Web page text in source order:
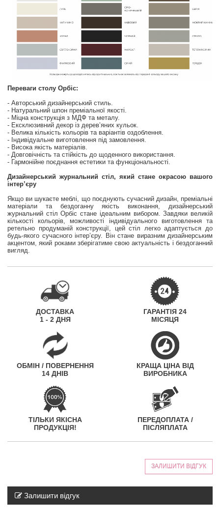
Переваги столу Орбіс:
- Авторський дизайнерський стиль.
- Натуральний шпон преміальної якості.
- Міцна конструкція з МДФ та металу.
- Ексклюзивний декор із дерев’яних кульок.
- Велика кількість кольорів та варіантів оздоблення.
- Індивідуальне виготовлення під замовлення.
- Висока якість матеріалів.
- Довговічність та стійкість до щоденного використання.
- Гармонійне поєднання естетики та функціональності.
Дизайнерський журнальний стіл, який стане окрасою вашого
інтер’єру
Якщо ви шукаєте меблі, що поєднують сучасний дизайн, преміальні
матеріали та бездоганну якість виконання, дизайнерський
журнальний стіл Орбіс стане ідеальним вибором. Завдяки великій
кількості кольорів, можливості індивідуального виготовлення та
ретельно продуманій конструкції, цей стіл легко адаптується до
будь-якого сучасного інтер’єру. Він стане виразним дизайнерським
акцентом, який роками зберігатиме свою актуальність і бездоганний
вигляд.
ДОСТАВКА
1 - 2 ДНЯ
ГАРАНТІЯ 24
МІСЯЦЯ
ОБМІН / ПОВЕРНЕННЯ
14 ДНІВ
КРАЩА ЦІНА ВІД
ВИРОБНИКА
ТІЛЬКИ ЯКІСНА
ПРОДУКЦІЯ!
ПЕРЕДОПЛАТА /
ПІСЛЯПЛАТА
ЗАЛИШИТИ ВІДГУК
Залишити відгук